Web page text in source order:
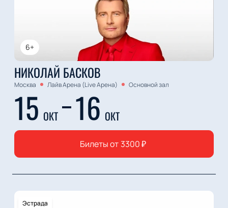
6+
НИКОЛАЙ БАСКОВ
Москва Лайв Арена (Live Арена) Основной зал
15 ОКТ 16 ОКТ
Билеты от 3300₽
Эстрада